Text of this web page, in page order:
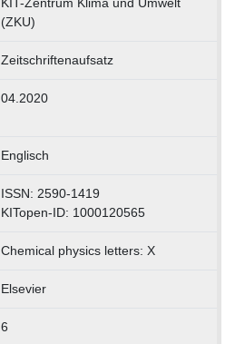
KIT-Zentrum Klima und Umwelt
(ZKU)
Zeitschriftenaufsatz
04.2020
Englisch
ISSN: 2590-1419
KITopen-ID: 1000120565
Chemical physics letters: X
Elsevier
6